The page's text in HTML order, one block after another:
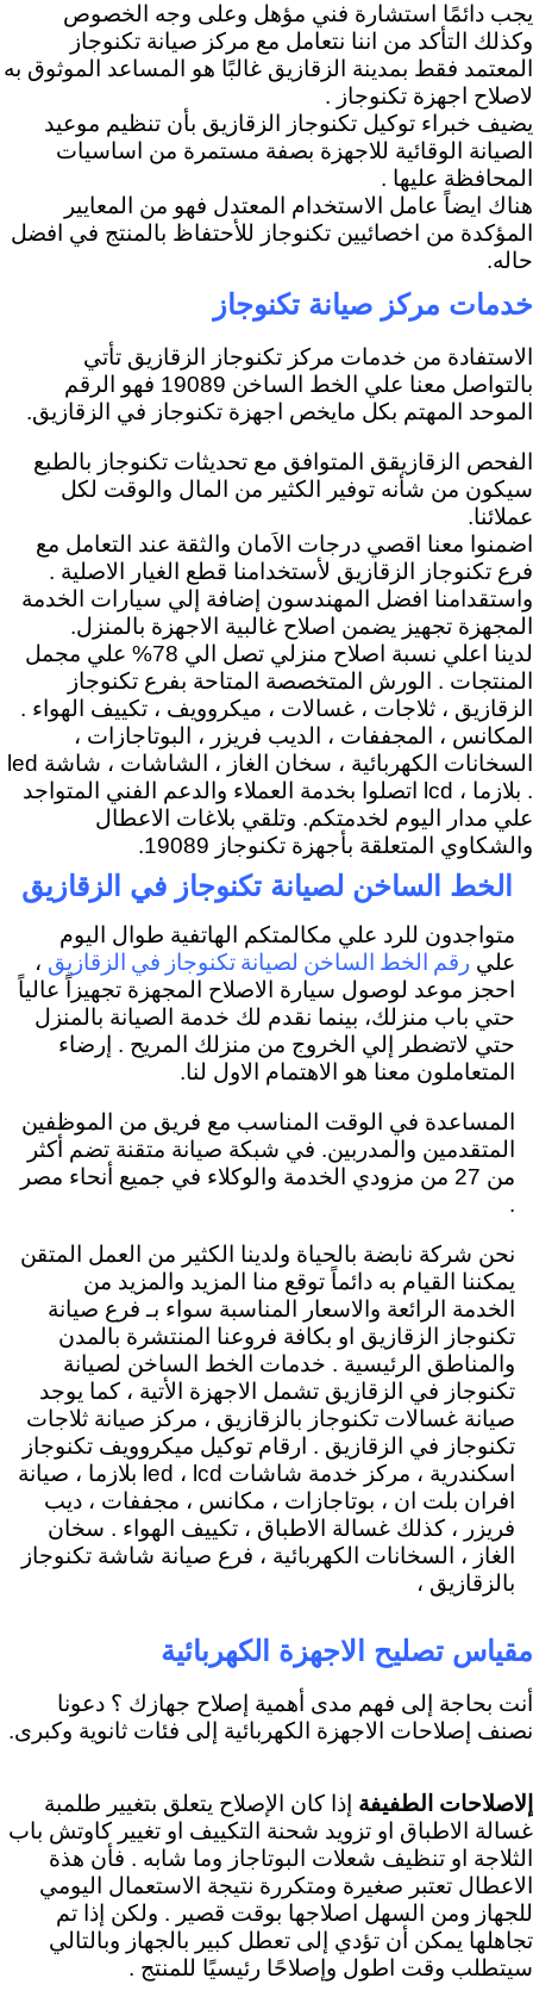
يجب دائمًا استشارة فني مؤهل وعلى وجه الخصوص
وكذلك التأكد من اننا نتعامل مع مركز صيانة تكنوجاز
المعتمد فقط بمدينة الزقازيق غالبًا هو المساعد الموثوق به
لاصلاح اجهزة تكنوجاز .
يضيف خبراء توكيل تكنوجاز الزقازيق بأن تنظيم موعيد
الصيانة الوقائية للاجهزة بصفة مستمرة من اساسيات
المحافظة عليها .
هناك ايضاً عامل الاستخدام المعتدل فهو من المعايير
المؤكدة من اخصائيين تكنوجاز للأحتفاظ بالمنتج في افضل
حاله.
خدمات مركز صيانة تكنوجاز
الاستفادة من خدمات مركز تكنوجاز الزقازيق تأتي
بالتواصل معنا علي الخط الساخن 19089 فهو الرقم
الموحد المهتم بكل مايخص اجهزة تكنوجاز في الزقازيق.
الفحص الزقازيقق المتوافق مع تحديثات تكنوجاز بالطبع
سيكون من شأنه توفير الكثير من المال والوقت لكل
عملائنا.
اضمنوا معنا اقصي درجات الاَمان والثقة عند التعامل مع
فرع تكنوجاز الزقازيق لأستخدامنا قطع الغيار الاصلية .
واستقدامنا افضل المهندسون إضافة إلي سيارات الخدمة
المجهزة تجهيز يضمن اصلاح غالبية الاجهزة بالمنزل.
لدينا اعلي نسبة اصلاح منزلي تصل الي 78% علي مجمل
المنتجات . الورش المتخصصة المتاحة بفرع تكنوجاز
الزقازيق ، ثلاجات ، غسالات ، ميكروويف ، تكييف الهواء .
المكانس ، المجففات ، الديب فريزر ، البوتاجازات ،
السخانات الكهربائية ، سخان الغاز ، الشاشات ، شاشة led
. بلازما ، lcd اتصلوا بخدمة العملاء والدعم الفني المتواجد
علي مدار اليوم لخدمتكم. وتلقي بلاغات الاعطال
والشكاوي المتعلقة بأجهزة تكنوجاز 19089.
الخط الساخن لصيانة تكنوجاز في الزقازيق
متواجدون للرد علي مكالمتكم الهاتفية طوال اليوم
علي رقم الخط الساخن لصيانة تكنوجاز في الزقازيق
،
احجز موعد لوصول سيارة الاصلاح المجهزة تجهيزاً عالياً
حتي باب منزلك، بينما نقدم لك خدمة الصيانة بالمنزل
حتي لاتضطر إلي الخروج من منزلك المريح . إرضاء
المتعاملون معنا هو الاهتمام الاول لنا.
المساعدة في الوقت المناسب مع فريق من الموظفين
المتقدمين والمدربين. في شبكة صيانة متقنة تضم أكثر
من 27 من مزودي الخدمة والوكلاء في جميع أنحاء مصر
.
نحن شركة نابضة بالحياة ولدينا الكثير من العمل المتقن
يمكننا القيام به دائماً توقع منا المزيد والمزيد من
الخدمة الرائعة والاسعار المناسبة سواء بـ فرع صيانة
تكنوجاز الزقازيق او بكافة فروعنا المنتشرة بالمدن
والمناطق الرئيسية . خدمات الخط الساخن لصيانة
تكنوجاز في الزقازيق تشمل الاجهزة الأتية ، كما يوجد
صيانة غسالات تكنوجاز بالزقازيق ، مركز صيانة ثلاجات
تكنوجاز في الزقازيق . ارقام توكيل ميكروويف تكنوجاز
اسكندرية ، مركز خدمة شاشات led ، lcd بلازما ، صيانة
افران بلت ان ، بوتاجازات ، مكانس ، مجففات ، ديب
فريزر ، كذلك غسالة الاطباق ، تكييف الهواء . سخان
الغاز ، السخانات الكهربائية ، فرع صيانة شاشة تكنوجاز
بالزقازيق ،
مقياس تصليح الاجهزة الكهربائية
أنت بحاجة إلى فهم مدى أهمية إصلاح جهازك ؟ دعونا
نصنف إصلاحات الاجهزة الكهربائية إلى فئات ثانوية وكبرى.
إلاصلاحات الطفيفة إذا كان الإصلاح يتعلق بتغيير طلمبة
غسالة الاطباق او تزويد شحنة التكييف او تغيير كاوتش باب
الثلاجة او تنظيف شعلات البوتاجاز وما شابه . فأن هذة
الاعطال تعتبر صغيرة ومتكررة نتيجة الاستعمال اليومي
للجهاز ومن السهل اصلاجها بوقت قصير . ولكن إذا تم
تجاهلها يمكن أن تؤدي إلى تعطل كبير بالجهاز وبالتالي
سيتطلب وقت اطول وإصلاحًا رئيسيًا للمنتج .